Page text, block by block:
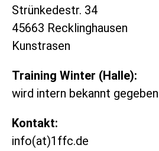
Strünkedestr. 34
45663 Recklinghausen
Kunstrasen
Training Winter (Halle):
wird intern bekannt gegeben
Kontakt:
info(at)1ffc.de